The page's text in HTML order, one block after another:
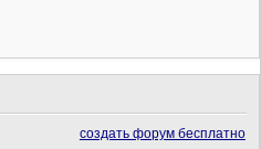
создать форум бесплатно